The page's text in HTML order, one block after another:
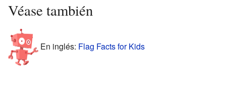
Véase también
En inglés: Flag Facts for Kids